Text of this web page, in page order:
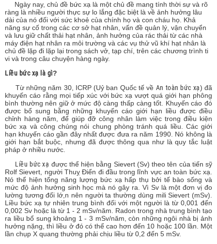
Ngày nay, chủ đề bức xạ là một chủ đề mang tính thời sự và rõ
ràng là nhiều người thực sự lo lắng đặc biệt là về ảnh hưởng lâu
dài của nó đối với sức khoẻ của chính họ và con cháu họ. Khả
năng sự cố trong các cơ sở hạt nhân, vấn đề quản lý, vận chuyển
và lưu giữ chất thải hạt nhân, ảnh hưởng của rác thải từ các nhà
máy điện hạt nhân ra môi trường và các vụ thử vũ khí hạt nhân là
chủ đề lặp đi lặp lại trong sách vở, tạp chí, trên các chương trình ti
vi và trong câu chuyện hàng ngày.
Liều bức xạ là gì?
Từ những năm 30, ICRP (Uỷ ban Quốc tế về An toàn bức xạ) đã
khuyến cáo rằng mọi tiếp xúc với bức xạ vượt quá giới hạn phông
bình thường nên giữ ở mức độ càng thấp càng tốt. Khuyến cáo đó
được bổ sung bằng những khuyến cáo giới hạn liều được điều
chỉnh hàng năm, để giúp đỡ công nhân làm việc trong điều kiện
bức xạ và công chúng nói chung phòng tránh quá liều. Các giới
hạn khuyến cáo gần đây nhất được đưa ra năm 1990. Nó không là
giới hạn bắt buộc, nhưng đã được thông qua như là quy tắc luật
pháp ở nhiều nước.
Liều bức xạ được thể hiện bằng Sievert (Sv) theo tên của tiến sỹ
Rolf Sievert, người Thuỵ Điển đi đầu trong lĩnh vực an toàn bức xạ.
Nó thể hiện tổng năng lượng bức xạ hấp thụ bởi tế bào sống và
mức độ ảnh hưởng sinh học mà nó gây ra. Vì Sv là một đơn vị đo
lường tương đối lớ,n nên người ta thường dùng mili Sievert (mSv).
Liều bức xạ tự nhiên trung bình đối với một người là từ 0,001 đến
0,002 Sv hoặc là từ 1 - 2 mSv/năm. Radon trong nhà trung bình tạo
ra liều bổ sung khoảng 1 - 3 mSv/năm, còn những ngôi nhà bị ảnh
hưởng nặng, thì liều ở đó có thể cao hơn đến 10 hoặc 100 lần. Một
lần chụp X quang thường phải chịu liều từ 0,2 đến 5 mSv.